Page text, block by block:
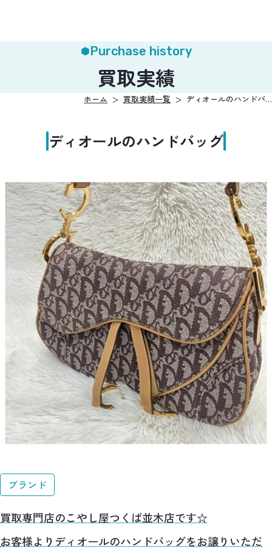
Purchase history
買取実績
ホーム 買取実績一覧 ディオールのハンドバ…
ディオールのハンドバッグ
ブランド
買取専門店のこやし屋つくば並木店です☆
お客様よりディオールのハンドバッグをお譲りいただ